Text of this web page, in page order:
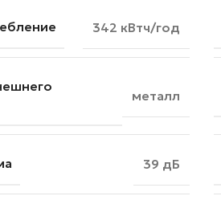
342 кВтч/год
металл
39 дБ